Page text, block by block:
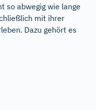
so abwegig wie lange
mit ihrer
Dazu gehört es